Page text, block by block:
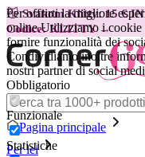
Per offrirti la migliore
online.Utilizziamo i cookie
fornire funzionalità dei
Condividiamo inoltre
nostri partner di social
Obbligatorio
Funzionale
Statistiche
😽Svakom Klitty: 15 €
Codice: KLITTY →
Pagina principale
Per lei